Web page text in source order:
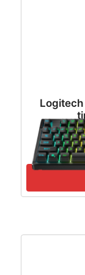
Logitech